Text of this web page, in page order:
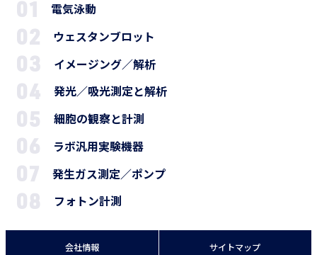
電気泳動
ウェスタンブロット
イメージング／解析
発光／吸光測定と解析
細胞の観察と計測
ラボ汎用実験機器
発生ガス測定／ポンプ
フォトン計測
会社情報 サイトマップ